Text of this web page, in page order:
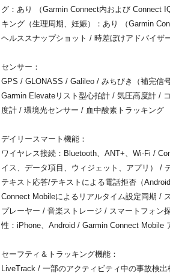
グ：あり （Garmin Connect内および Connect
キング（生理周期、妊娠）：あり （Garmin
ヘルススナップショット / 時差ぼけアドバイザ
センサー：
GPS / GLONASS / Galileo / みちびき（補完信
Garmin Elevateリスト型心拍計 / 気圧高度計 /
度計 / 環境光センサー / 血中酸素トラッキング
デイリースマート機能：
ワイヤレス接続：Bluetooth、ANT+、Wi-Fi /
イス、データ項目、ウィジェット、アプリ） /
テキスト応答/テキストによる電話拒否（
Connect Mobileによるリアルタイム設定同期 /
プレーヤー / 音楽ストレージ / スマートフォン
性：iPhone、Android / Garmin Connect
セーフティ＆トラッキング機能：
LiveTrack / 一部のアクティビティ中の事故検